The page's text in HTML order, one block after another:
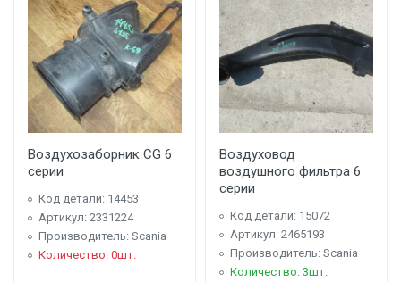
Воздухозаборник CG 6
серии
Код детали: 14453
Артикул: 2331224
Производитель: Scania
Количество: 0шт.
Воздуховод
воздушного фильтра 6
серии
Код детали: 15072
Артикул: 2465193
Производитель: Scania
Количество: 3шт.